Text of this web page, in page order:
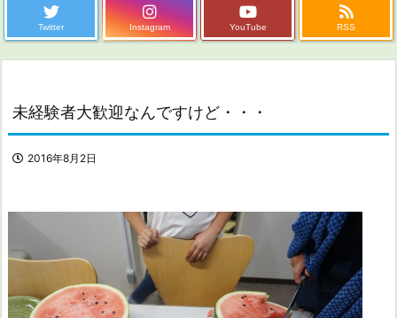
Twitter Instagram YouTube RSS
未経験者大歓迎なんですけど・・・
2016年8月2日